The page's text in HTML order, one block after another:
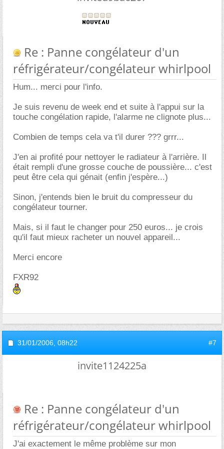
Re : Panne congélateur d'un
réfrigérateur/congélateur whirlpool
Hum... merci pour l'info.
Je suis revenu de week end et suite à l'appui sur la
touche congélation rapide, l'alarme ne clignote plus...
Combien de temps cela va t'il durer ??? grrr...
J'en ai profité pour nettoyer le radiateur à l'arrière. Il
était rempli d'une grosse couche de poussière... c'est
peut être cela qui génait (enfin j'espère...)
Sinon, j'entends bien le bruit du compresseur du
congélateur tourner.
Mais, si il faut le changer pour 250 euros... je crois
qu'il faut mieux racheter un nouvel appareil...
Merci encore
FXR92
31/01/2006, 08h22 #7
invite1124225a
Re : Panne congélateur d'un
réfrigérateur/congélateur whirlpool
J'ai exactement le même problème sur mon